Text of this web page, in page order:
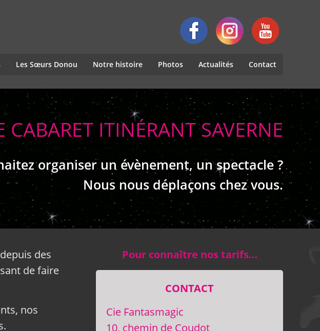
Les Sœurs Donou Notre histoire Photos Actualités Contact
CABARET ITINÉRANT SAVERNE
organiser un évènement, un spectacle ?
Nous nous déplaçons chez vous.
des
de faire
nos
Pour connaître nos tarifs…
CONTACT
Cie Fantasmagic
10, chemin de Coudot